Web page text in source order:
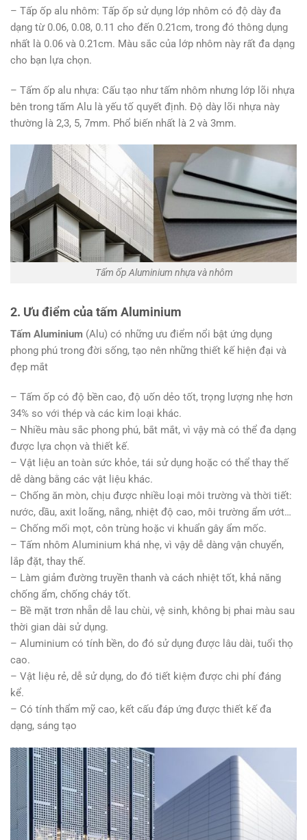
– Tấp ốp alu nhôm: Tấp ốp sử dụng lớp nhôm có độ dày đa
dạng từ 0.06, 0.08, 0.11 cho đến 0.21cm, trong đó thông dụng
nhất là 0.06 và 0.21cm. Màu sắc của lớp nhôm này rất đa dạng
cho bạn lựa chọn.
– Tấm ốp alu nhựa: Cấu tạo như tấm nhôm nhưng lớp lõi nhựa
bên trong tấm Alu là yếu tố quyết định. Độ dày lõi nhựa này
thường là 2,3, 5, 7mm. Phổ biến nhất là 2 và 3mm.
Tấm ốp Aluminium nhựa và nhôm
2. Ưu điểm của tấm Aluminium
Tấm Aluminium (Alu) có những ưu điểm nổi bật ứng dụng
phong phú trong đời sống, tạo nên những thiết kế hiện đại và
đẹp mắt
– Tấm ốp có độ bền cao, độ uốn dẻo tốt, trọng lượng nhẹ hơn
34% so với thép và các kim loại khác.
– Nhiều màu sắc phong phú, bắt mắt, vì vậy mà có thể đa dạng
được lựa chọn và thiết kế.
– Vật liệu an toàn sức khỏe, tái sử dụng hoặc có thể thay thế
dễ dàng bằng các vật liệu khác.
– Chống ăn mòn, chịu được nhiều loại môi trường và thời tiết:
nước, dầu, axit loãng, nắng, nhiệt độ cao, môi trường ẩm ướt…
– Chống mối mọt, côn trùng hoặc vi khuẩn gây ẩm mốc.
– Tấm nhôm Aluminium khá nhẹ, vì vậy dễ dàng vận chuyển,
lắp đặt, thay thế.
– Làm giảm đường truyền thanh và cách nhiệt tốt, khả năng
chống ẩm, chống cháy tốt.
– Bề mặt trơn nhẵn dễ lau chùi, vệ sinh, không bị phai màu sau
thời gian dài sử dụng.
– Aluminium có tính bền, do đó sử dụng được lâu dài, tuổi thọ
cao.
– Vật liệu rẻ, dễ sử dụng, do đó tiết kiệm được chi phí đáng
kể.
– Có tính thẩm mỹ cao, kết cấu đáp ứng được thiết kế đa
dạng, sáng tạo